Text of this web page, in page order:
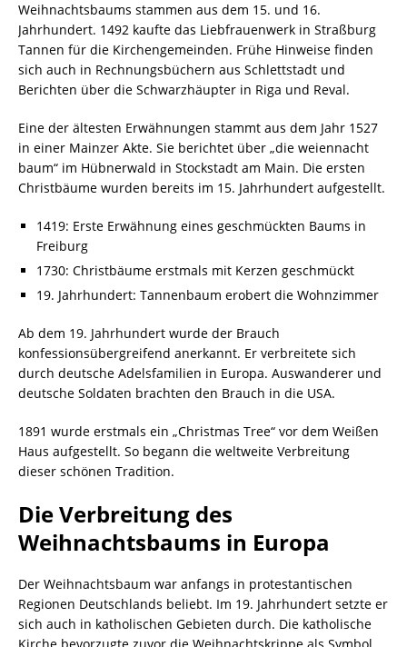
Weihnachtsbaums stammen aus dem 15. und 16.
Jahrhundert. 1492 kaufte das Liebfrauenwerk in Straßburg
Tannen für die Kirchengemeinden. Frühe Hinweise finden
sich auch in Rechnungsbüchern aus Schlettstadt und
Berichten über die Schwarzhäupter in Riga und Reval.
Eine der ältesten Erwähnungen stammt aus dem Jahr 1527
in einer Mainzer Akte. Sie berichtet über „die weiennacht
baum“ im Hübnerwald in Stockstadt am Main. Die ersten
Christbäume wurden bereits im 15. Jahrhundert aufgestellt.
1419: Erste Erwähnung eines geschmückten Baums in
Freiburg
1730: Christbäume erstmals mit Kerzen geschmückt
19. Jahrhundert: Tannenbaum erobert die Wohnzimmer
Ab dem 19. Jahrhundert wurde der Brauch
konfessionsübergreifend anerkannt. Er verbreitete sich
durch deutsche Adelsfamilien in Europa. Auswanderer und
deutsche Soldaten brachten den Brauch in die USA.
1891 wurde erstmals ein „Christmas Tree“ vor dem Weißen
Haus aufgestellt. So begann die weltweite Verbreitung
dieser schönen Tradition.
Die Verbreitung des
Weihnachtsbaums in Europa
Der Weihnachtsbaum war anfangs in protestantischen
Regionen Deutschlands beliebt. Im 19. Jahrhundert setzte er
sich auch in katholischen Gebieten durch. Die katholische